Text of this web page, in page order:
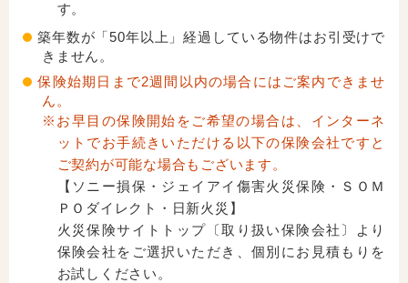
す。
築年数が「50年以上」経過している物件はお引受けで
きません。
保険始期日まで2週間以内の場合にはご案内できませ
ん。
※お早目の保険開始をご希望の場合は、インターネ
ットでお手続きいただける以下の保険会社ですと
ご契約が可能な場合もございます。
【ソニー損保・ジェイアイ傷害火災保険・ＳＯＭ
ＰＯダイレクト・日新火災】
火災保険サイトトップ〔取り扱い保険会社〕より
保険会社をご選択いただき、個別にお見積もりを
お試しください。